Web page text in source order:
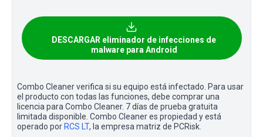
DESCARGAR eliminador de infecciones de
malware para Android
Combo Cleaner verifica si su equipo está infectado. Para usar
el producto con todas las funciones, debe comprar una
licencia para Combo Cleaner. 7 días de prueba gratuita
limitada disponible. Combo Cleaner es propiedad y está
operado por RCS LT, la empresa matriz de PCRisk.